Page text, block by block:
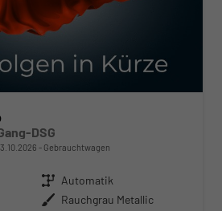
DSG
Gebrauchtwagen
Getriebe Automatik
Außenfarbe Rauchgrau Metallic